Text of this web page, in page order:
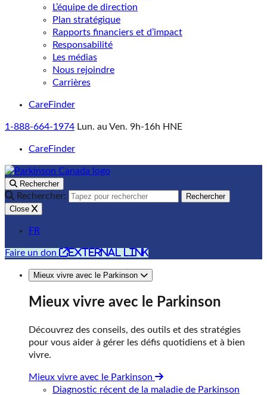
L’équipe de direction
Plan stratégique
Rapports financiers et d’impact
Responsabilité
Les médias
Nous rejoindre
Carrières
CareFinder
1-888-664-1974 Lun. au Ven. 9h-16h HNE
CareFinder
Rechercher
Rechercher:
Rechercher
Close
FR
Faire un don external link
Mieux vivre avec le Parkinson
Mieux vivre avec le Parkinson
Découvrez des conseils, des outils et des stratégies
pour vous aider à gérer les défis quotidiens et à bien
vivre.
Mieux vivre avec le Parkinson
Diagnostic récent de la maladie de Parkinson